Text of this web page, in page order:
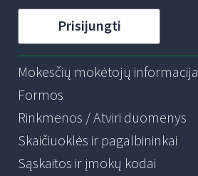
Prisijungti
Mokesčių mokėtojų informacija
Formos
Rinkmenos / Atviri duomenys
Skaičiuoklės ir pagalbininkai
Sąskaitos ir įmokų kodai